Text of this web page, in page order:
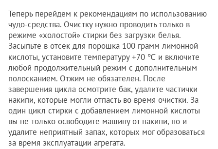
Теперь перейдем к рекомендациям по использованию
чудо-средства. Очистку нужно проводить только в
режиме «холостой» стирки без загрузки белья.
Засыпьте в отсек для порошка 100 грамм лимонной
кислоты, установите температуру +70 ℃ и включите
любой продолжительный режим с дополнительным
полосканием. Отжим не обязателен. После
завершения цикла осмотрите бак, удалите частички
накипи, которые могли отпасть во время очистки. За
один цикл стирки с добавлением лимонной кислоты
вы не только освободите машину от накипи, но и
удалите неприятный запах, которых мог образоваться
за время эксплуатации агрегата.